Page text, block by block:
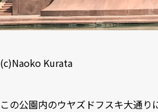
(c)Naoko Kurata
この公園内のウヤズドフスキ大通り